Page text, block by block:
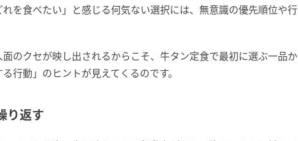
を食べたい」と感じる何気ない選択には、無意識の優先順位や行
のクセが映し出されるからこそ、牛タン定食で最初に選ぶ一品か
行動」のヒントが見えてくるのです。
り返す